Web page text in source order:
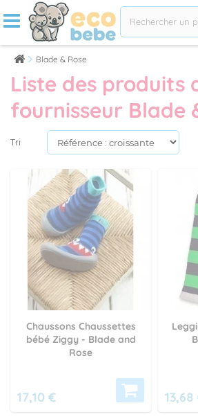
Blade & Rose
Liste des produits
fournisseur Blade
Tri
Chaussons Chaussettes
bébé Ziggy - Blade and
Rose
17,10 € 13,68